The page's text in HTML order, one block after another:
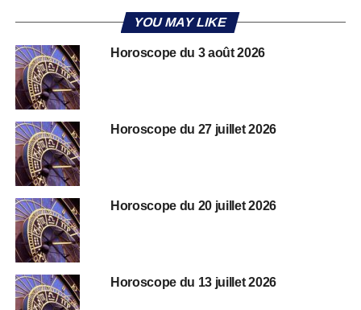
YOU MAY LIKE
Horoscope du 3 août 2026
Horoscope du 27 juillet 2026
Horoscope du 20 juillet 2026
Horoscope du 13 juillet 2026